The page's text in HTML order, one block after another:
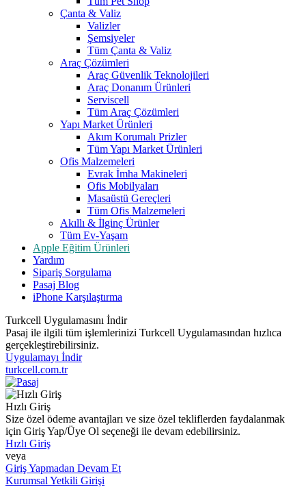
Çanta & Valiz
Valizler
Şemsiyeler
Tüm Çanta & Valiz
Araç Çözümleri
Araç Güvenlik Teknolojileri
Araç Donanım Ürünleri
Serviscell
Tüm Araç Çözümleri
Yapı Market Ürünleri
Akım Korumalı Prizler
Tüm Yapı Market Ürünleri
Ofis Malzemeleri
Evrak İmha Makineleri
Ofis Mobilyaları
Masaüstü Gereçleri
Tüm Ofis Malzemeleri
Akıllı & İlginç Ürünler
Tüm Ev-Yaşam
Apple Eğitim Ürünleri
Yardım
Sipariş Sorgulama
Pasaj Blog
iPhone Karşılaştırma
Turkcell Uygulamasını İndir
Pasaj ile ilgili tüm işlemlerinizi Turkcell Uygulamasından hızlıca
gerçekleştirebilirsiniz.
Uygulamayı İndir
turkcell.com.tr
Hızlı Giriş
Size özel ödeme avantajları ve size özel tekliflerden faydalanmak
için Giriş Yap/Üye Ol seçeneği ile devam edebilirsiniz.
Hızlı Giriş
veya
Giriş Yapmadan Devam Et
Kurumsal Yetkili Girişi